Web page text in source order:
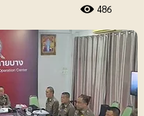
486